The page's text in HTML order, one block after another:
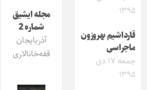
۱۳۹۵
قارداشیم بهروزون‌
ماجراسی
جمعه ۱۷ دی
۱۳۹۵
مجله ایشیق
شماره 2
آذربایجان
قفه‌خانالاری